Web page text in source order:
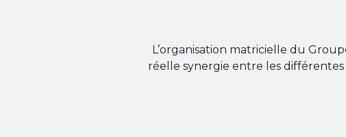
L’organisation matricielle du
réelle synergie entre les